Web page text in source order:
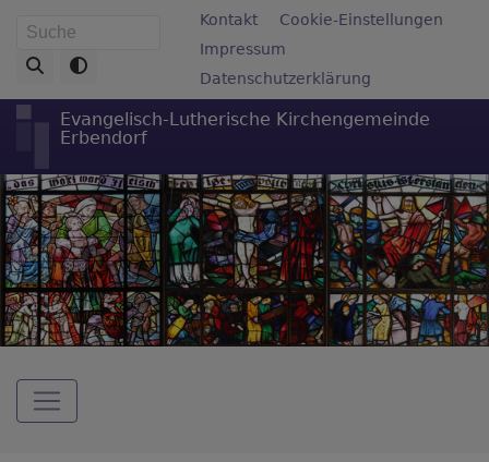
zum
Inhalt
Suche Fußbereichsmenü
Kontakt
Cookie-Einstellungen
Impressum
Datenschutzerklärung
Evangelisch-Lutherische Kirchengemeinde
Erbendorf
Hauptnavigation